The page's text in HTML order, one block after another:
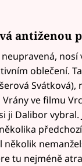
antiženou
nosí
oblečení.
Svátková),
ve filmu
ji Dalibor vybral.
tu nejméně